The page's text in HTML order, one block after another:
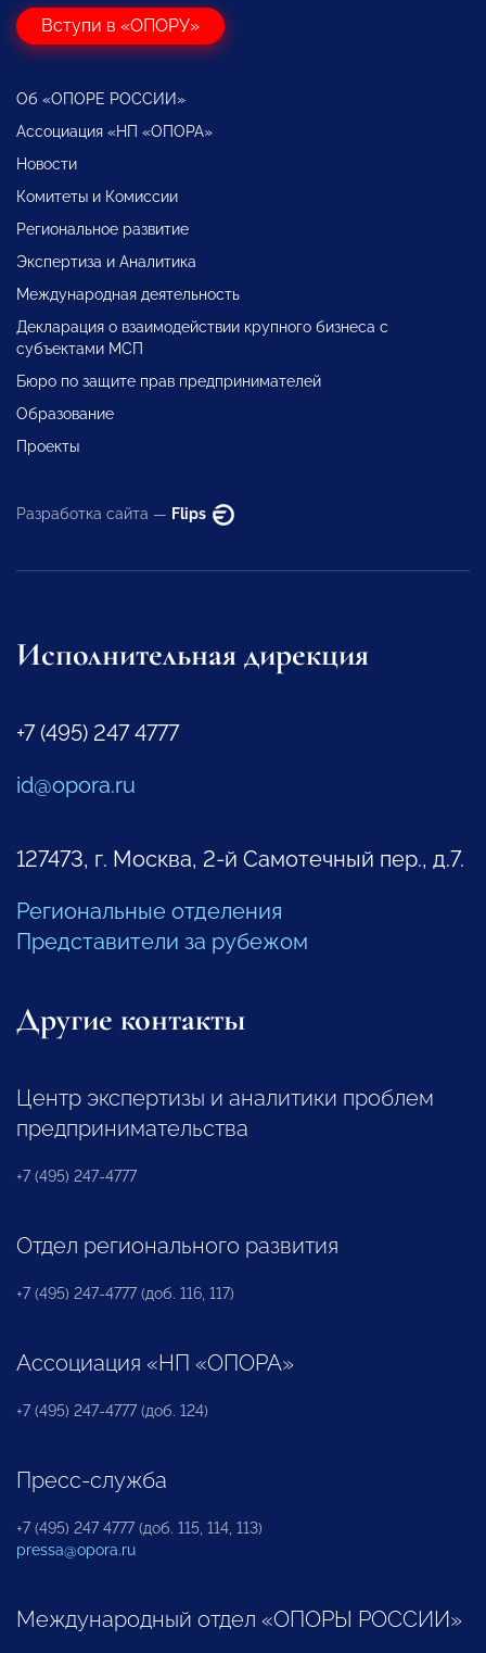
Вступи в «ОПОРУ»
Об «ОПОРЕ РОССИИ»
Ассоциация «НП «ОПОРА»
Новости
Комитеты и Комиссии
Региональное развитие
Экспертиза и Аналитика
Международная деятельность
Декларация о взаимодействии крупного бизнеса с
субъектами МСП
Бюро по защите прав предпринимателей
Образование
Проекты
Разработка сайта — Flips
Исполнительная дирекция
+7 (495) 247 4777
id@opora.ru
127473, г. Москва, 2-й Самотечный пер., д.7.
Региональные отделения
Представители за рубежом
Другие контакты
Центр экспертизы и аналитики проблем
предпринимательства
+7 (495) 247-4777
Отдел регионального развития
+7 (495) 247-4777 (доб. 116, 117)
Ассоциация «НП «ОПОРА»
+7 (495) 247-4777 (доб. 124)
Пресс-служба
+7 (495) 247 4777 (доб. 115, 114, 113)
pressa@opora.ru
Международный отдел «ОПОРЫ РОССИИ»